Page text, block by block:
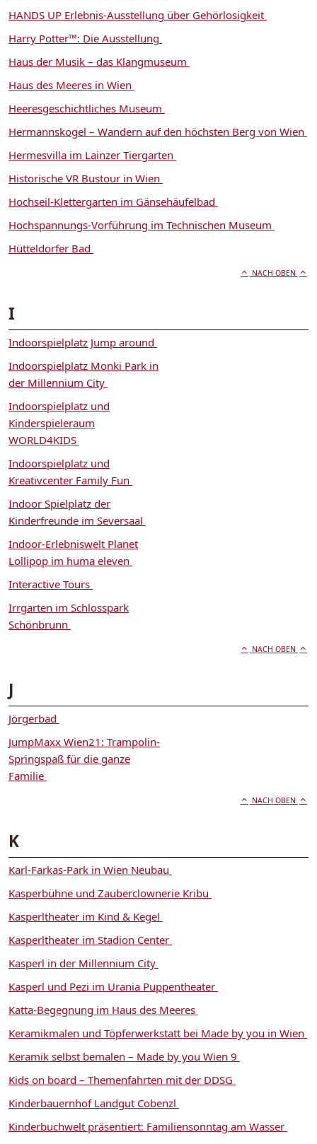
HANDS UP Erlebnis-Ausstellung über Gehörlosigkeit
Harry Potter™: Die Ausstellung
Haus der Musik – das Klangmuseum
Haus des Meeres in Wien
Heeresgeschichtliches Museum
Hermannskogel – Wandern auf den höchsten Berg von Wien
Hermesvilla im Lainzer Tiergarten
Historische VR Bustour in Wien
Hochseil-Klettergarten im Gänsehäufelbad
Hochspannungs-Vorführung im Technischen Museum
Hütteldorfer Bad
NACH OBEN
I
Indoorspielplatz Jump around
Indoorspielplatz Monki Park in
der Millennium City
Indoorspielplatz und
Kinderspieleraum
WORLD4KIDS
Indoorspielplatz und
Kreativcenter Family Fun
Indoor Spielplatz der
Kinderfreunde im Seversaal
Indoor-Erlebniswelt Planet
Lollipop im huma eleven
Interactive Tours
Irrgarten im Schlosspark
Schönbrunn
NACH OBEN
J
Jörgerbad
JumpMaxx Wien21: Trampolin-
Springspaß für die ganze
Familie
NACH OBEN
K
Karl-Farkas-Park in Wien Neubau
Kasperbühne und Zauberclownerie Kribu
Kasperltheater im Kind & Kegel
Kasperltheater im Stadion Center
Kasperl in der Millennium City
Kasperl und Pezi im Urania Puppentheater
Katta-Begegnung im Haus des Meeres
Keramikmalen und Töpferwerkstatt bei Made by you in Wien
Keramik selbst bemalen – Made by you Wien 9
Kids on board – Themenfahrten mit der DDSG
Kinderbauernhof Landgut Cobenzl
Kinderbuchwelt präsentiert: Familiensonntag am Wasser